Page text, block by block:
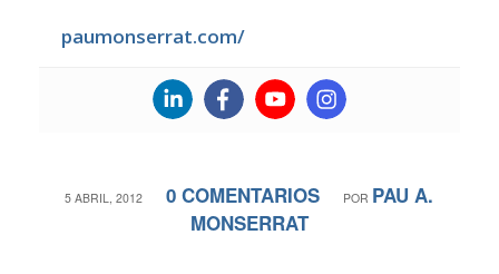
paumonserrat.com/
5 ABRIL, 2012
/ 0 COMENTARIOS
/ POR PAU A.
MONSERRAT